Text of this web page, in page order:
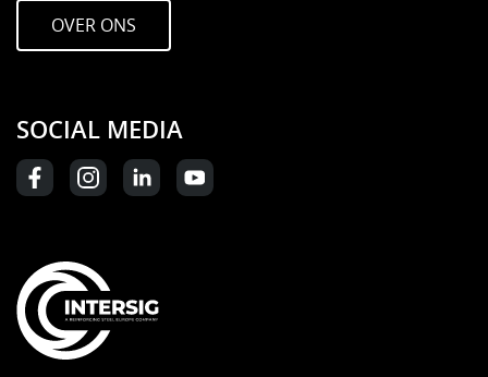
OVER ONS
SOCIAL MEDIA